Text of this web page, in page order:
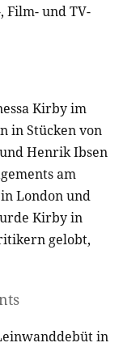
Film- und TV-
Kirby im
in Stücken von
Henrik Ibsen
am
London und
Kirby in
gelobt,
in